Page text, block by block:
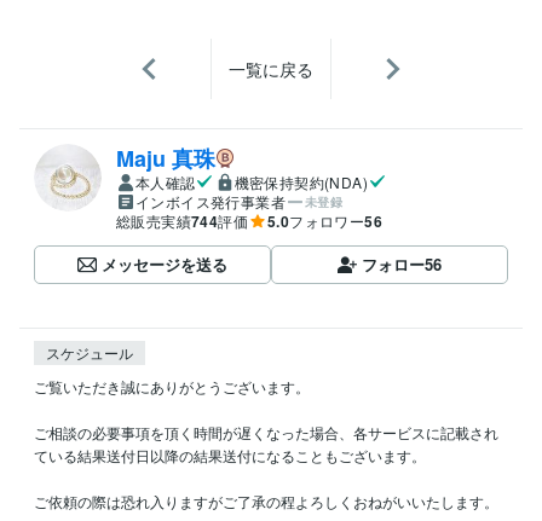
一覧に戻る
Maju 真珠
本人確認
機密保持契約(NDA)
インボイス発行事業者
未登録
総販売実績744評価 5.0フォロワー56
メッセージを送る フォロー56
スケジュール
ご覧いただき誠にありがとうございます。
ご相談の必要事項を頂く時間が遅くなった場合、各サービスに記載され
ている結果送付日以降の結果送付になることもございます。
ご依頼の際は恐れ入りますがご了承の程よろしくおねがいいたします。